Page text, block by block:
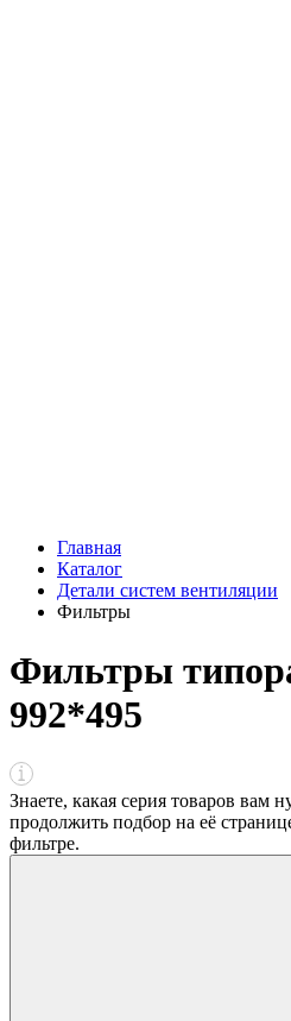
Главная
Каталог
Детали систем вентиляции
Фильтры
Фильтры
992*495
Знаете, какая серия товаров вам
продолжить подбор на её
фильтре.